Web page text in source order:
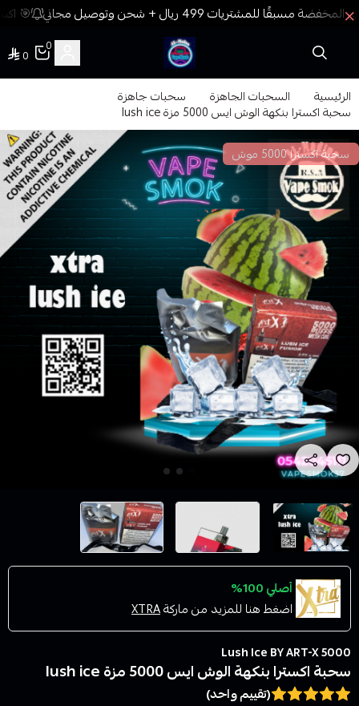
🎯
فيب المدينة
0
0
الرئيسية السحبات الجاهزة سحبات جاهزة
سحبة اكسترا بنكهة الوش ايس 5000 مزة lush ice
سحبة اكسترا 5000 موش
أصلي 100%
اضغط هنا للمزيد من ماركةXTRA
5000 Lush Ice BY ART-X
سحبة اكسترا بنكهة الوش ايس 5000 مزة lush ice
(تقييم واحد)